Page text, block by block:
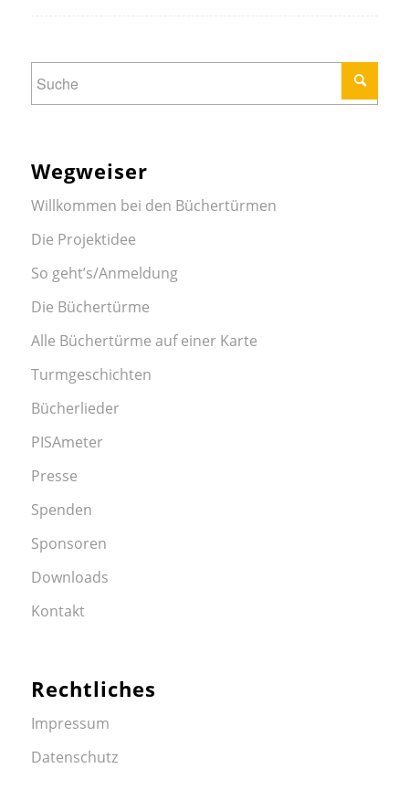
Wegweiser
Willkommen bei den Büchertürmen
Die Projektidee
So geht’s/Anmeldung
Die Büchertürme
Alle Büchertürme auf einer Karte
Turmgeschichten
Bücherlieder
PISAmeter
Presse
Spenden
Sponsoren
Downloads
Kontakt
Rechtliches
Impressum
Datenschutz